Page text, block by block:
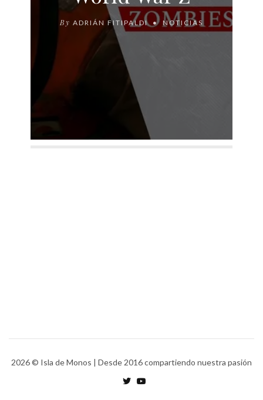
By ADRIÁN FITIPALDI NOTICIAS
2026© Isla de Monos | Desde 2016 compartiendo nuestra pasión